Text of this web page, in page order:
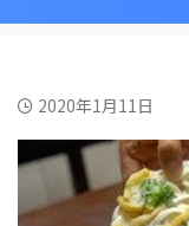
2020年1月11日